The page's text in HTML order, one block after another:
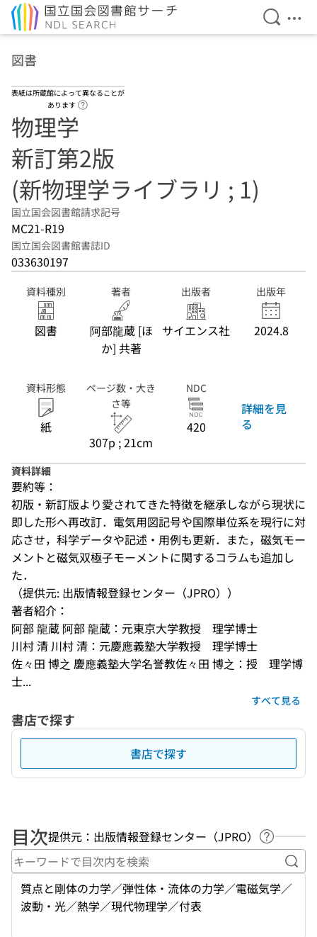
検索を
メ
図書
表紙は所蔵館によって異なることが
あります
物理学
新訂第2版
(新物理学ライブラリ ; 1)
国立国会図書館請求記号
MC21-R19
国立国会図書館書誌ID
033630197
資料種別
図書
著者
阿部龍蔵 [ほ
か] 共著
出版者
サイエンス社
出版年
2024.8
資料形態
紙
ページ数・大き
さ等
307p ; 21cm
NDC
420
詳細を見
る
資料詳細
要約等：
初版・新訂版より愛されてきた特徴を継承しながら現状に
即した形へ再改訂．電気用図記号や国際単位系を現行に対
応させ，科学データや記述・用例も更新．また，磁気モー
メントと磁気双極子モーメントに関するコラムも追加し
た．
（提供元: 出版情報登録センター（JPRO））
著者紹介：
阿部 龍蔵 阿部 龍蔵：元東京大学教授　理学博士
川村 清 川村 清：元慶應義塾大学教授　理学博士
佐々田 博之 慶應義塾大学名誉教佐々田 博之：授　理学博
士...
すべて見る
書店で探す
書店で探す
目次提供元：出版情報登録センター（JPRO）
ヘルプペ
キ
質点と剛体の力学／弾性体・流体の力学／電磁気学／
波動・光／熱学／現代物理学／付表